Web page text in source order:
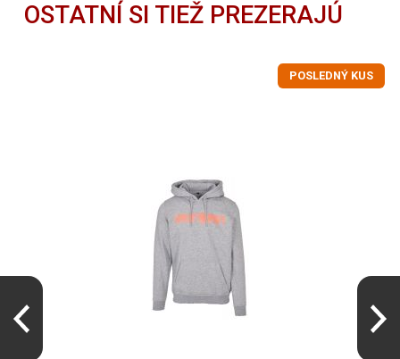
OSTATNÍ SI TIEŽ PREZERAJÚ
POSLEDNÝ KUS